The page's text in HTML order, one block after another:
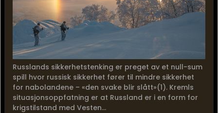
Russlands sikkerhetstenking er preget av et null-sum
spill hvor russisk sikkerhet fører til mindre sikkerhet
for nabolandene – «den svake blir slått»(1). Kremls
situasjonsoppfatning er at Russland er i en form for
krigstilstand med Vesten...